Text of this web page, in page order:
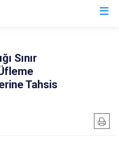
Sınır
Tahsis